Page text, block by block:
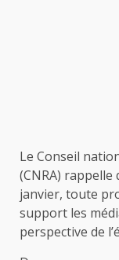
Le Conseil
(CNRA)
janvier, toute
support les
perspective de